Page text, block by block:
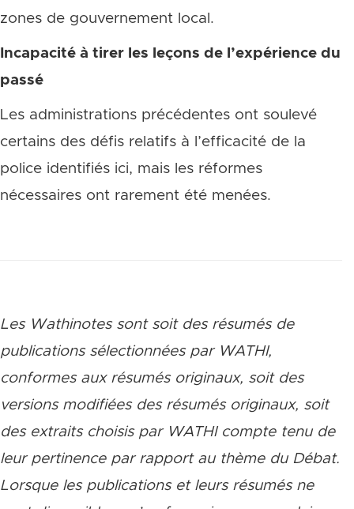
zones de gouvernement local.
Incapacité à tirer les leçons de l’expérience du
passé
Les administrations précédentes ont soulevé
certains des défis relatifs à l’efficacité de la
police identifiés ici, mais les réformes
nécessaires ont rarement été menées.
Les Wathinotes sont soit des résumés de
publications sélectionnées par WATHI,
conformes aux résumés originaux, soit des
versions modifiées des résumés originaux, soit
des extraits choisis par WATHI compte tenu de
leur pertinence par rapport au thème du Débat.
Lorsque les publications et leurs résumés ne